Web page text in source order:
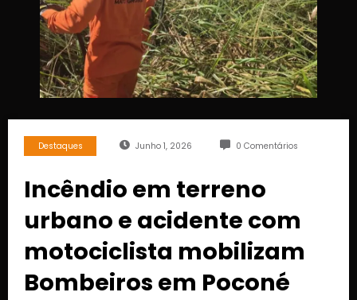
Destaques Junho 1, 2026 0 Comentários
Incêndio em terreno
urbano e acidente com
motociclista mobilizam
Bombeiros em Poconé